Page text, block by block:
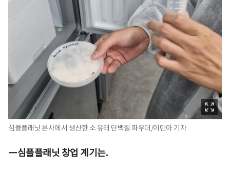
심플플래닛 본사에서 생산한 소 유래 단백질 파우더/이민아 기자
―심플플래닛 창업 계기는.